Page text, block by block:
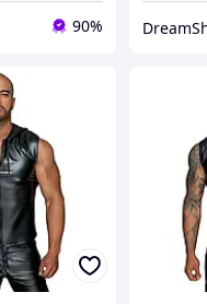
90%